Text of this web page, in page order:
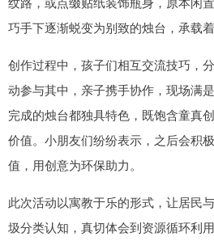
巧手下逐渐蜕变为别致的烛台，承载
创作过程中，孩子们相互交流技巧，
动参与其中，亲子携手协作，现场满
完成的烛台都独具特色，既饱含童真
价值。小朋友们纷纷表示，之后会积
值，用创意为环保助力。
此次活动以寓教于乐的形式，让居民
圾分类认知，真切体会到资源循环利